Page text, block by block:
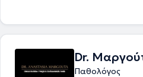
Dr.
Παθολόγος